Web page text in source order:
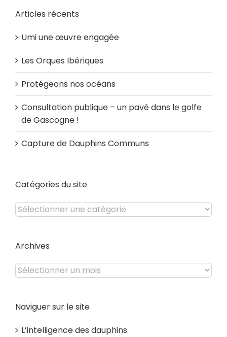
Articles récents
Umi une œuvre engagée
Les Orques Ibériques
Protégeons nos océans
Consultation publique – un pavé dans le golfe
de Gascogne !
Capture de Dauphins Communs
Catégories du site
Catégories
du
Archives
Archives
Naviguer sur le site
L’intelligence des dauphins